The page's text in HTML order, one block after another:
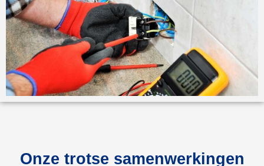
Onze trotse samenwerkingen